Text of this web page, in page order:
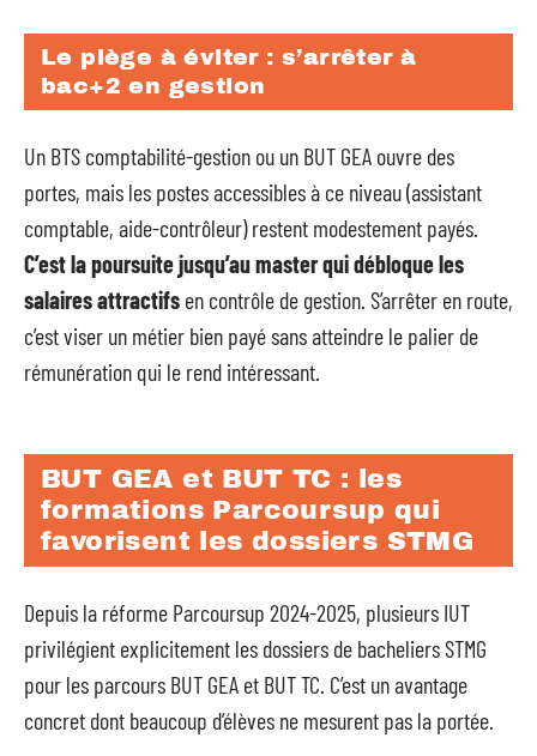
Le piège à éviter : s’arrêter à
bac+2 en gestion
Un BTS comptabilité-gestion ou un BUT GEA ouvre des
portes, mais les postes accessibles à ce niveau (assistant
comptable, aide-contrôleur) restent modestement payés.
C’est la poursuite jusqu’au master qui débloque les
salaires attractifs en contrôle de gestion. S’arrêter en route,
c’est viser un métier bien payé sans atteindre le palier de
rémunération qui le rend intéressant.
BUT GEA et BUT TC : les
formations Parcoursup qui
favorisent les dossiers STMG
Depuis la réforme Parcoursup 2024-2025, plusieurs IUT
privilégient explicitement les dossiers de bacheliers STMG
pour les parcours BUT GEA et BUT TC. C’est un avantage
concret dont beaucoup d’élèves ne mesurent pas la portée.